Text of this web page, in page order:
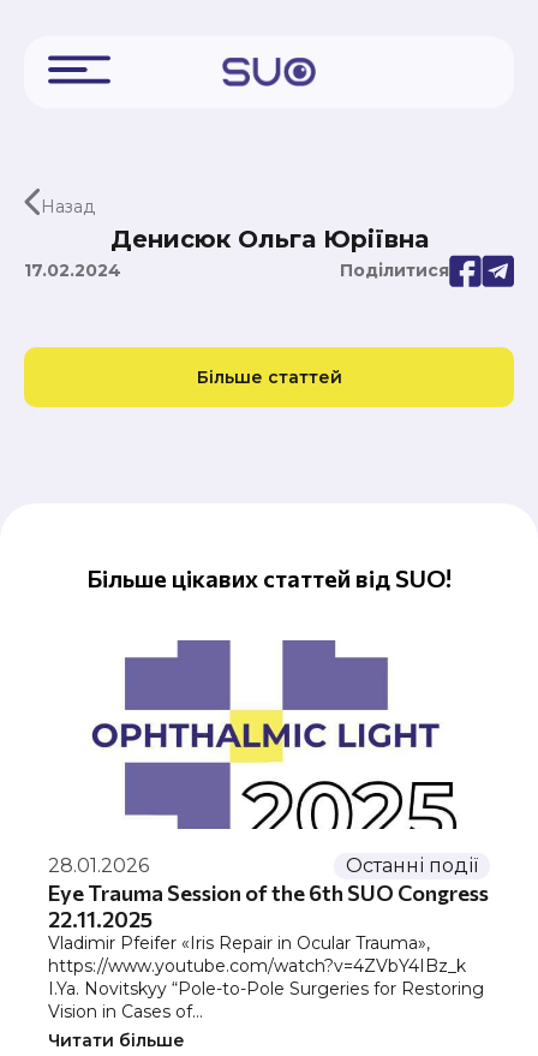
Назад
Денисюк Ольга Юріївна
17.02.2024 Поділитися
Більше статтей
Більше цікавих статтей від SUO!
28.01.2026 Останні події
Eye Trauma Session of the 6th SUO Congress
22.11.2025
Vladimir Pfeifer «Iris Repair in Ocular Trauma»,
https://www.youtube.com/watch?v=4ZVbY4IBz_k
I.Ya. Novitskyy “Pole-to-Pole Surgeries for Restoring
Vision in Cases of…
Читати більше